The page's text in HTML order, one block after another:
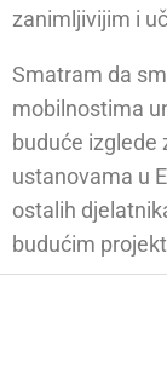
zanimljivijim i
Smatram da
mobilnostima
buduće izglede
ustanovama u
ostalih
budućim